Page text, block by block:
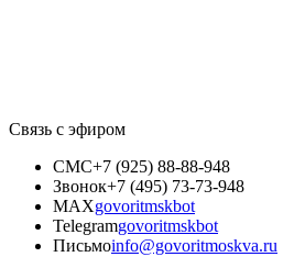
Связь с эфиром
СМС+7 (925) 88-88-948
Звонок+7 (495) 73-73-948
MAXgovoritmskbot
Telegramgovoritmskbot
Письмоinfo@govoritmoskva.ru